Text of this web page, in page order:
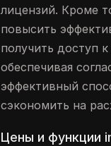
лицензий. Кроме
повысить
получить доступ
обеспечивая
эффективный
сэкономить на
Цены и функции